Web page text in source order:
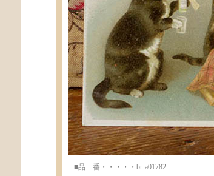
■品 番・・・・・br-a01782